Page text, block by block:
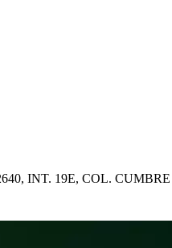
INT. 19E, COL.